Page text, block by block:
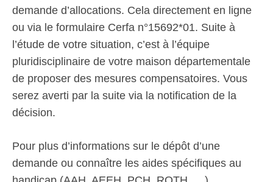
demande d’allocations. Cela directement en ligne
ou via le formulaire Cerfa n°15692*01. Suite à
l’étude de votre situation, c’est à l’équipe
pluridisciplinaire de votre maison départementale
de proposer des mesures compensatoires. Vous
serez averti par la suite via la notification de la
décision.
Pour plus d’informations sur le dépôt d’une
demande ou connaître les aides spécifiques au